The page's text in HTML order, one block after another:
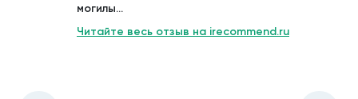
могилы...
Читайте весь отзыв на irecommend.ru